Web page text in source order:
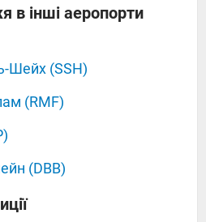
в інші аеропорти
Шейх (SSH)
(RMF)
(DBB)